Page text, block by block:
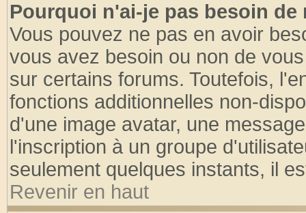
Pourquoi n'ai-je pas besoin de
Vous pouvez ne pas en avoir
vous avez besoin ou non de
sur certains forums. Toutefois,
fonctions additionnelles non-
d'une image avatar, une
l'inscription à un groupe
seulement quelques instants, il
Revenir en haut